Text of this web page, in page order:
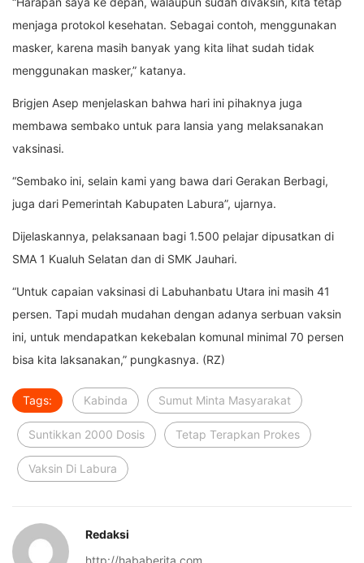
menjaga protokol kesehatan. Sebagai contoh, menggunakan
masker, karena masih banyak yang kita lihat sudah tidak
menggunakan masker,” katanya.
Brigjen Asep menjelaskan bahwa hari ini pihaknya juga
membawa sembako untuk para lansia yang melaksanakan
vaksinasi.
“Sembako ini, selain kami yang bawa dari Gerakan Berbagi,
juga dari Pemerintah Kabupaten Labura”, ujarnya.
Dijelaskannya, pelaksanaan bagi 1.500 pelajar dipusatkan di
SMA 1 Kualuh Selatan dan di SMK Jauhari.
“Untuk capaian vaksinasi di Labuhanbatu Utara ini masih 41
persen. Tapi mudah mudahan dengan adanya serbuan vaksin
ini, untuk mendapatkan kekebalan komunal minimal 70 persen
bisa kita laksanakan,” pungkasnya. (RZ)
Tags: Kabinda Sumut Minta Masyarakat
Suntikkan 2000 Dosis Tetap Terapkan Prokes
Vaksin Di Labura
Redaksi